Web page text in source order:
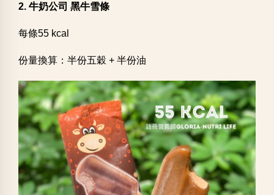
2. 牛奶公司 黑牛雪條
每條55 kcal
份量換算：半份五穀 + 半份油